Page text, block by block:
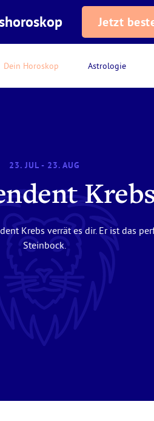
Dein Horoskop Astrologie
Jetzt
23. JUL - 23. AUG
Krebs verrät es dir. Er ist das
Steinbock.